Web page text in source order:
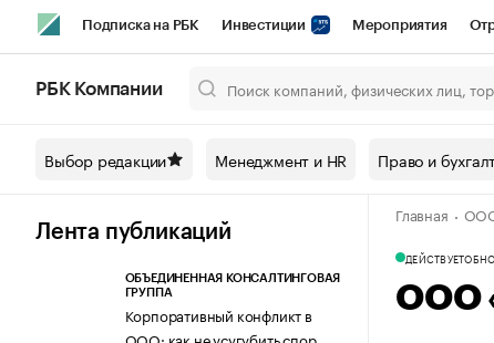
Подписка на РБК Инвестиции Мероприятия
Спецпроекты СПб Конференции СПб Спецпроекты
Технологии и медиа Рынок наличной
РБК Компании
Выбор редакции Менеджмент и HR Право и
Лента публикаций
ОБЪЕДИНЕННАЯ КОНСАЛТИНГОВАЯ
ГРУППА
Корпоративный конфликт в
ООО: как не усугубить спор
Главная
ДЕЙСТВУЕТ
ООО